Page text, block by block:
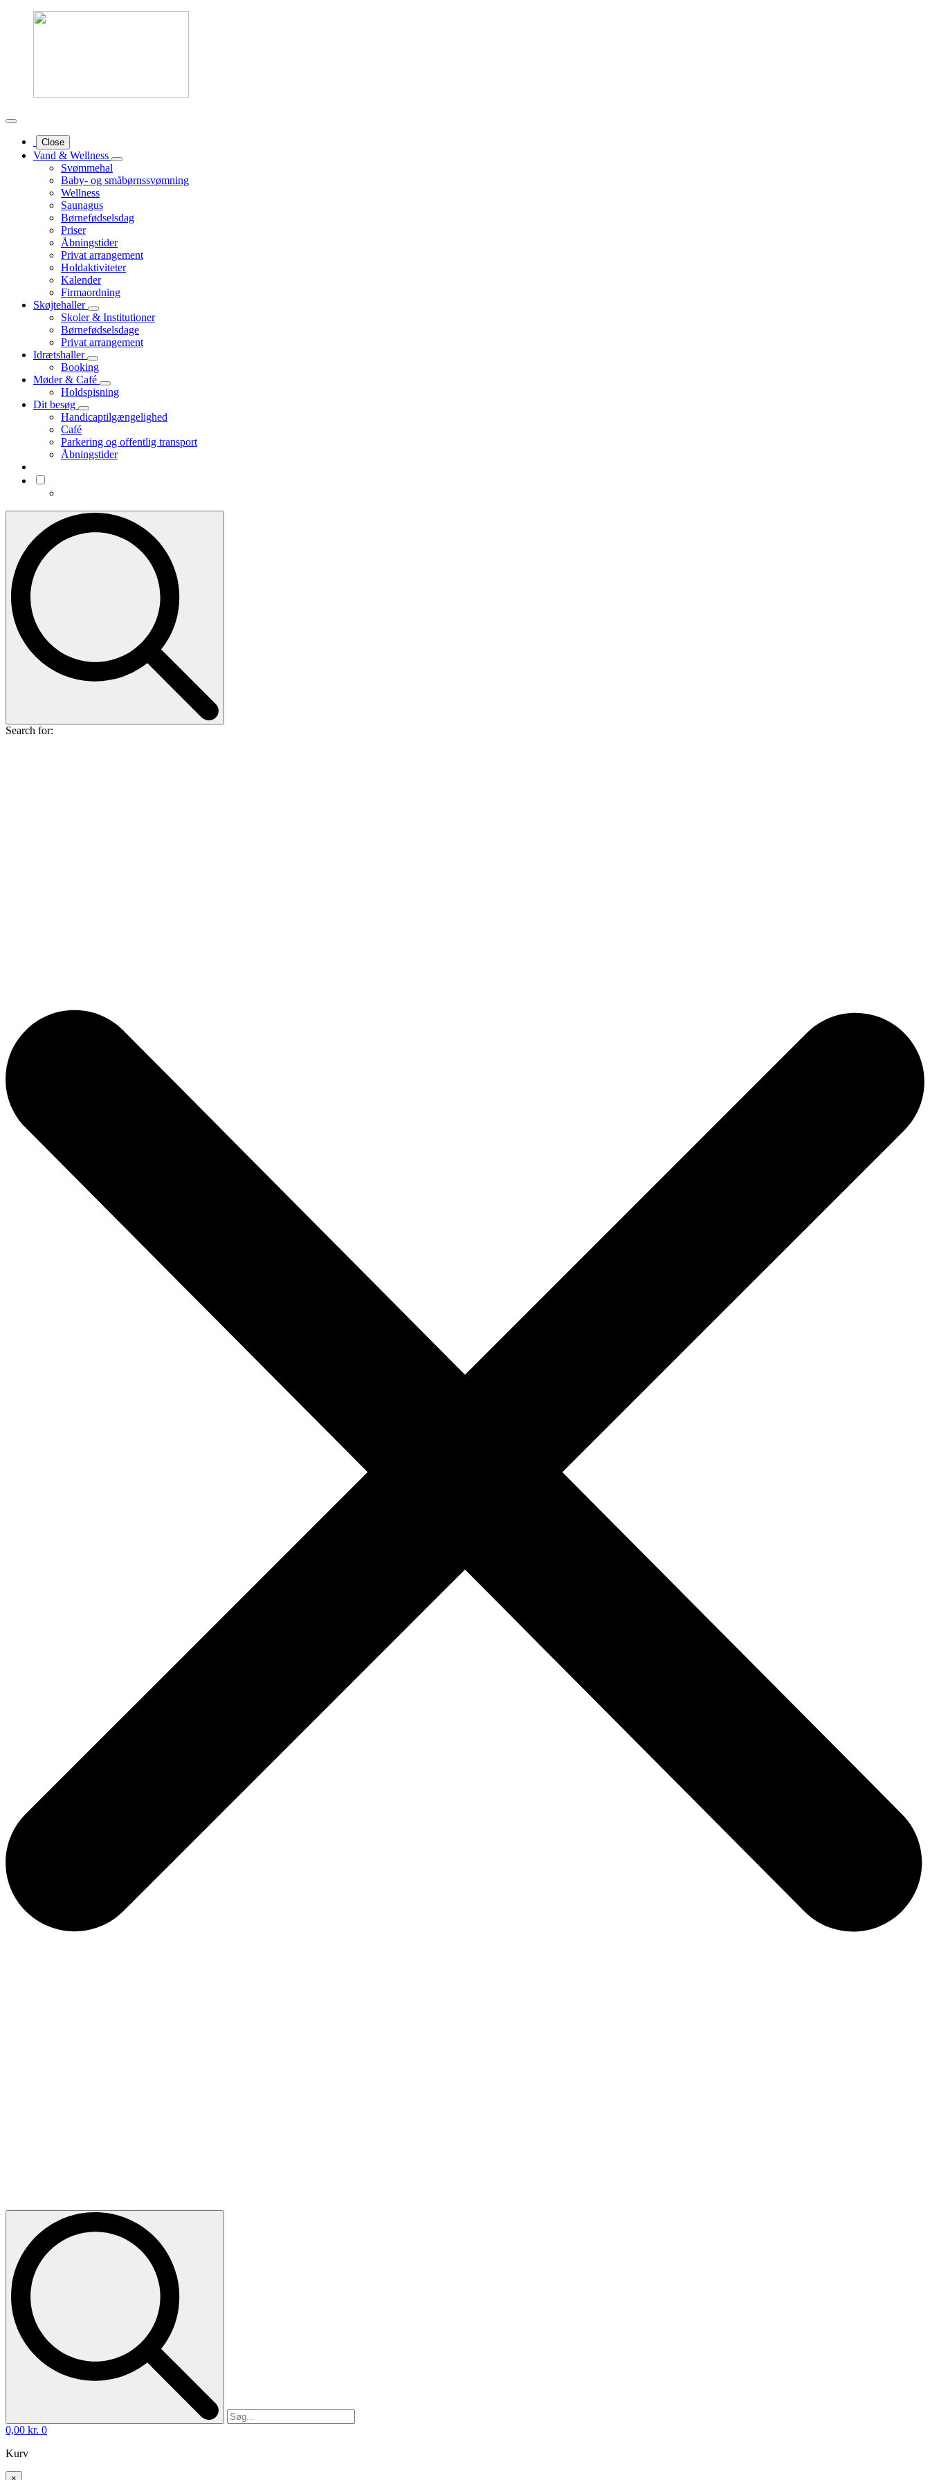
Close
Vand & Wellness
Svømmehal
Baby- og småbørnssvømning
Wellness
Saunagus
Børnefødselsdag
Priser
Åbningstider
Privat arrangement
Holdaktiviteter
Kalender
Firmaordning
Skøjtehaller
Skoler & Institutioner
Børnefødselsdage
Privat arrangement
Idrætshaller
Booking
Møder & Café
Holdspisning
Dit besøg
Handicaptilgængelighed
Café
Parkering og offentlig transport
Åbningstider
Search for:
0,00 kr. 0
Kurv